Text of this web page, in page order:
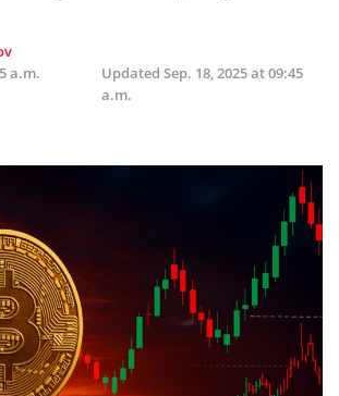
a.m.
Updated Sep. 18, 2025 at 09:45
a.m.